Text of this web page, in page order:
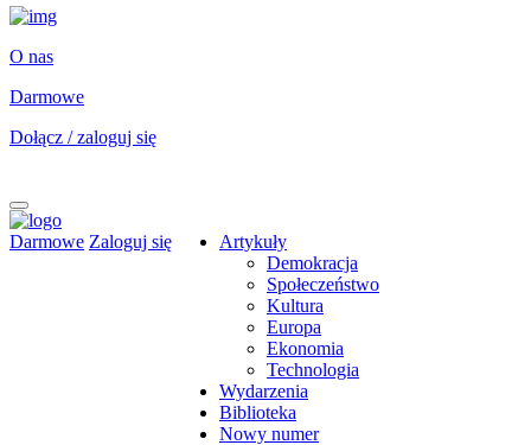
O nas
Darmowe
Dołącz / zaloguj się
Darmowe Zaloguj się
Artykuły
Demokracja
Społeczeństwo
Kultura
Europa
Ekonomia
Technologia
Wydarzenia
Biblioteka
Nowy numer